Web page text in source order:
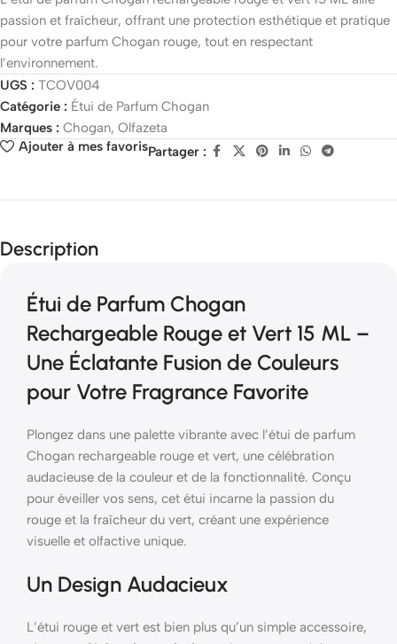
passion et fraîcheur, offrant une protection esthétique et pratique
pour votre parfum Chogan rouge, tout en respectant
l’environnement.
UGS : TCOV004
Catégorie : Étui de Parfum Chogan
Marques : Chogan, Olfazeta
Ajouter à mes favorisPartager :
Description
Étui de Parfum Chogan
Rechargeable Rouge et Vert 15 ML –
Une Éclatante Fusion de Couleurs
pour Votre Fragrance Favorite
Plongez dans une palette vibrante avec l’étui de parfum
Chogan rechargeable rouge et vert, une célébration
audacieuse de la couleur et de la fonctionnalité. Conçu
pour éveiller vos sens, cet étui incarne la passion du
rouge et la fraîcheur du vert, créant une expérience
visuelle et olfactive unique.
Un Design Audacieux
L’étui rouge et vert est bien plus qu’un simple accessoire,